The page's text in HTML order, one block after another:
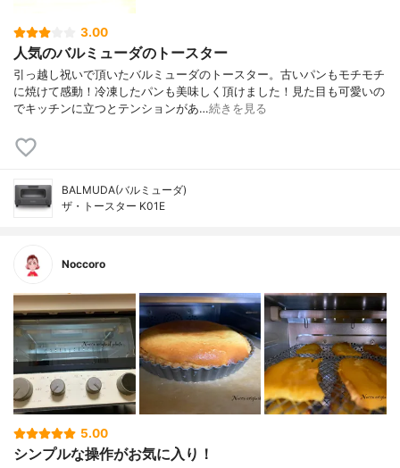
3.00
人気のバルミューダのトースター
引っ越し祝いで頂いたバルミューダのトースター。古いパンもモチモチ
に焼けて感動！冷凍したパンも美味しく頂けました！見た目も可愛いの
でキッチンに立つとテンションがあ…続きを見る
BALMUDA(バルミューダ)
ザ・トースター K01E
Noccoro
5.00
シンプルな操作がお気に入り！